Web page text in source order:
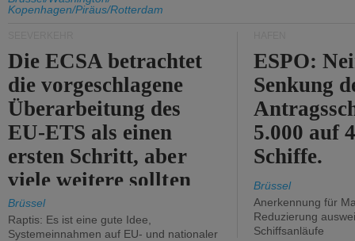
Kritik.
Kopenhagen/Piräus/Rotterdam
Die ECSA betrachtet
die vorgeschlagene
Überarbeitung des
EU-ETS als einen
ersten Schritt, aber
viele weitere sollten
folgen.
Brüssel
Raptis: Es ist eine gute Idee,
Systemeinnahmen auf EU- und nationaler
ESPO:
Senkung
5.000 auf
Schiffe.
Brüssel
Anerkennung für
Reduzierung
Schiffsanläufe